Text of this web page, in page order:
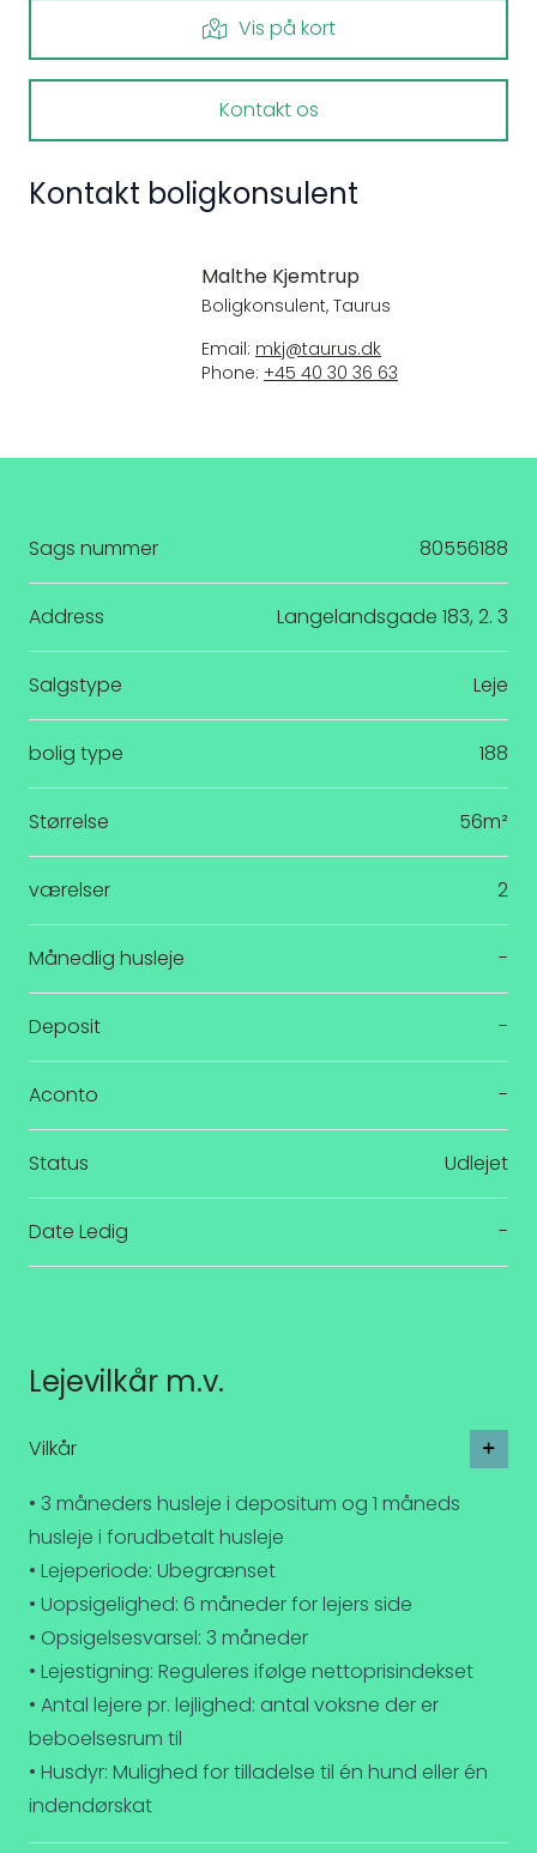
Vis på kort
Kontakt os
Kontakt boligkonsulent
Malthe Kjemtrup
Boligkonsulent, Taurus
Email: mkj@taurus.dk
Phone: +45 40 30 36 63
Sags nummer 80556188
Address Langelandsgade 183, 2. 3
Salgstype Leje
bolig type 188
Størrelse 56m²
værelser 2
Månedlig husleje -
Deposit -
Aconto -
Status Udlejet
Date Ledig -
Lejevilkår m.v.
Vilkår
• 3 måneders husleje i depositum og 1 måneds
husleje i forudbetalt husleje
• Lejeperiode: Ubegrænset
• Uopsigelighed: 6 måneder for lejers side
• Opsigelsesvarsel: 3 måneder
• Lejestigning: Reguleres ifølge nettoprisindekset
• Antal lejere pr. lejlighed: antal voksne der er
beboelsesrum til
• Husdyr: Mulighed for tilladelse til én hund eller én
indendørskat